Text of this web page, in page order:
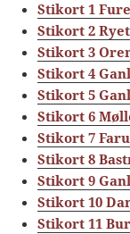
Stikort 1
Stikort 2
Stikort 3
Stikort 4
Stikort 5
Stikort 6
Stikort 7
Stikort 8
Stikort 9
Stikort 10
Stikort 11